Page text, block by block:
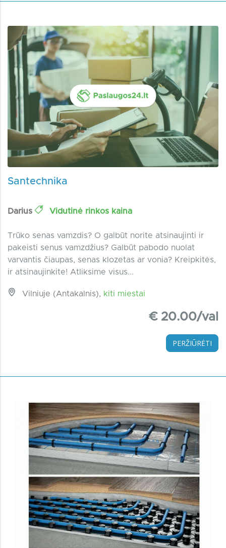
Santechnika
Darius Vidutinė rinkos kaina
Trūko senas vamzdis? O galbūt norite atsinaujinti ir
pakeisti senus vamzdžius? Galbūt pabodo nuolat
varvantis čiaupas, senas klozetas ar vonia? Kreipkitės,
ir atsinaujinkite! Atliksime visus...
Vilniuje (Antakalnis), kiti miestai
€ 20.00/val
PERŽIŪRĖTI